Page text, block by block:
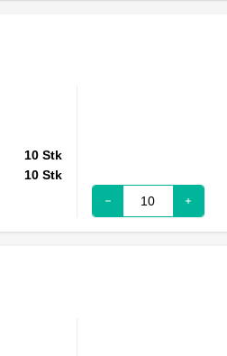
10 Stk
10 Stk